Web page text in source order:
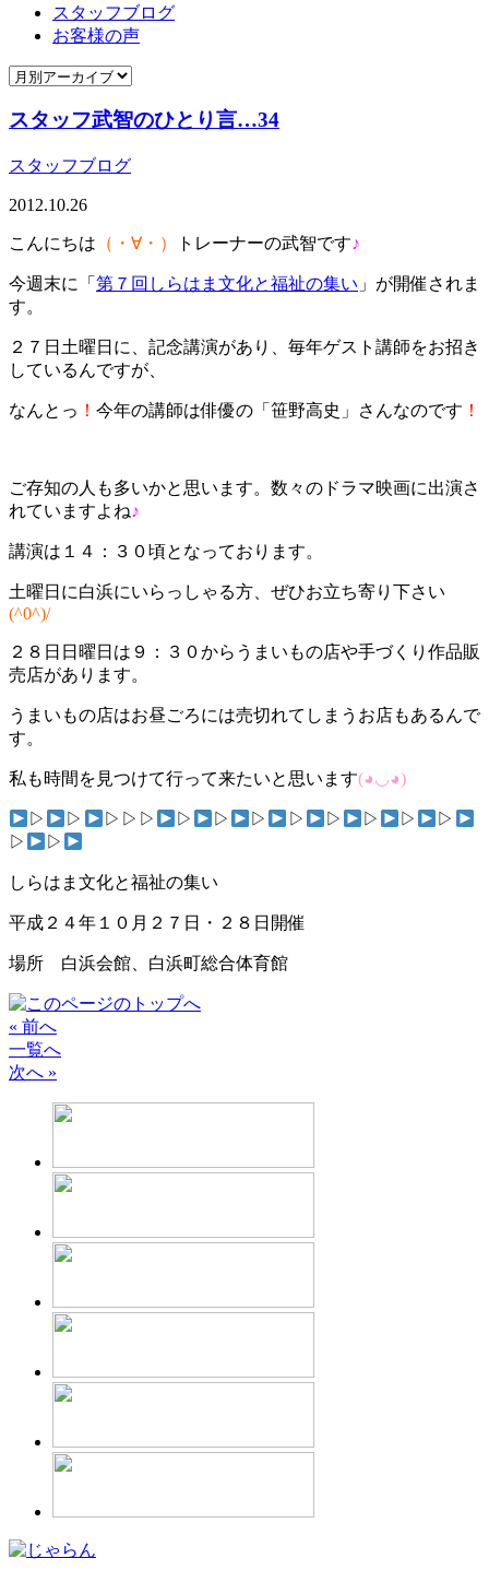
スタッフブログ
お客様の声
スタッフ武智のひとり言…34
スタッフブログ
2012.10.26
こんにちは （・∀・） トレーナーの武智です♪
今週末に「 第７回しらはま文化と福祉の集い 」が開催されま
す。
２７日土曜日に、記念講演があり、毎年ゲスト講師をお招き
しているんですが、
なんとっ ！ 今年の講師は俳優の「笹野高史」さんなのです ！
ご存知の人も多いかと思います。数々のドラマ映画に出演さ
れていますよね♪
講演は１４：３０頃となっております。
土曜日に白浜にいらっしゃる方、ぜひお立ち寄り下さい
(^0^)/
２８日日曜日は９：３０からうまいもの店や手づくり作品販
売店があります。
うまいもの店はお昼ごろには売切れてしまうお店もあるんで
す。
私も時間を見つけて行って来たいと思います(◕◡◕)
▷ ▷ ▷▷▷ ▷ ▷ ▷ ▷ ▷ ▷ ▷
▷
▷
▷
しらはま文化と福祉の集い
平成２４年１０月２７日・２８日開催
場所 白浜会館、白浜町総合体育館
« 前へ
一覧へ
次へ »